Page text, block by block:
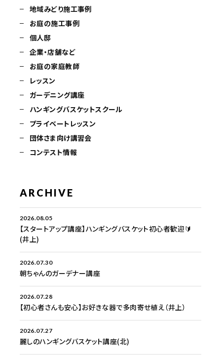
地域みどり施工事例
お庭の施工事例
個人邸
企業・店舗など
お庭の家庭教師
レッスン
ガーデニング講座
ハンギングバスケットスクール
プライベートレッスン
団体さま向け講習会
コンテスト情報
ARCHIVE
2026.08.05
【スタートアップ講座】ハンギングバスケット初心者歓迎🔰
(井上)
2026.07.30
朝ちゃんのガーデナー講座
2026.07.28
【初心者さんも安心】お好きな器で多肉寄せ植え（井上）
2026.07.27
麗しのハンギングバスケット講座(北)